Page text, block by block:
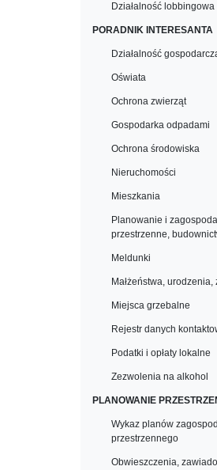
Działalność lobbingowa
PORADNIK INTERESANTA
Działalność
Oświata
Ochrona zwierząt
Gospodarka odpadami
Ochrona środowiska
Nieruchomości
Mieszkania
Planowanie i
przestrzenne,
Meldunki
Małżeństwa, urodzenia,
Miejsca grzebalne
Rejestr danych
Podatki i opłaty lokalne
Zezwolenia na alkohol
PLANOWANIE
Wykaz planów
przestrzennego
Obwieszczenia,